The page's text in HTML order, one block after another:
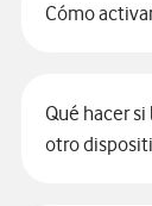
Cómo
Qué hacer
otro